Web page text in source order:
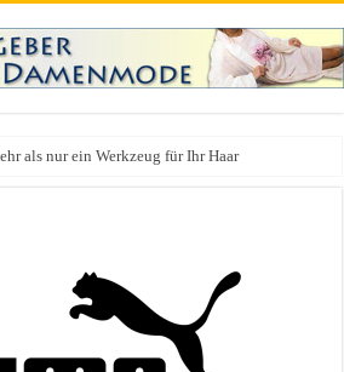
als nur ein Werkzeug für Ihr Haar
an? Dein ultimativer Styleguide für die